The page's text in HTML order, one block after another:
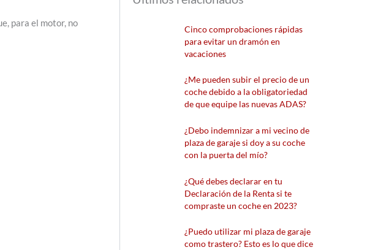
para el motor, no
Cinco comprobaciones rápidas
para evitar un dramón en
vacaciones
¿Me pueden subir el precio de un
coche debido a la obligatoriedad
de que equipe las nuevas ADAS?
¿Debo indemnizar a mi vecino de
plaza de garaje si doy a su coche
con la puerta del mío?
¿Qué debes declarar en tu
Declaración de la Renta si te
compraste un coche en 2023?
¿Puedo utilizar mi plaza de garaje
como trastero? Esto es lo que dice